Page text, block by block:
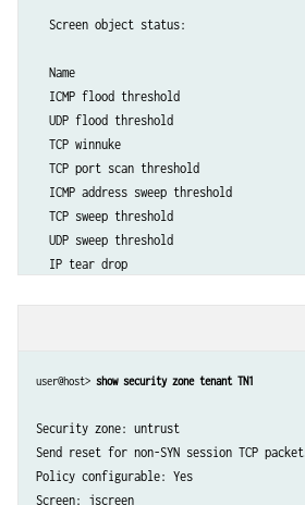
        }
    }
  Screen object status:
Name
ICMP flood threshold
UDP flood threshold
TCP winnuke
TCP port scan threshold
ICMP address sweep threshold
TCP sweep threshold
UDP sweep threshold
IP tear drop
TCP SYN flood timeout
ICMP ping of death
TCP land attack
TCP SYN fragment
user@host> show security zone tenant TN1
Security zone: untrust
Send reset for non-SYN session TCP
Policy configurable: Yes
Screen: jscreen